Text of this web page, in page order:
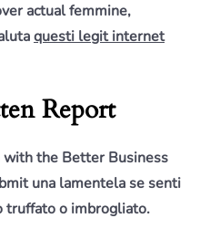
actual femmine,
questi legit internet
Report
with the Better Business
una lamentela se senti
truffato o imbrogliato.